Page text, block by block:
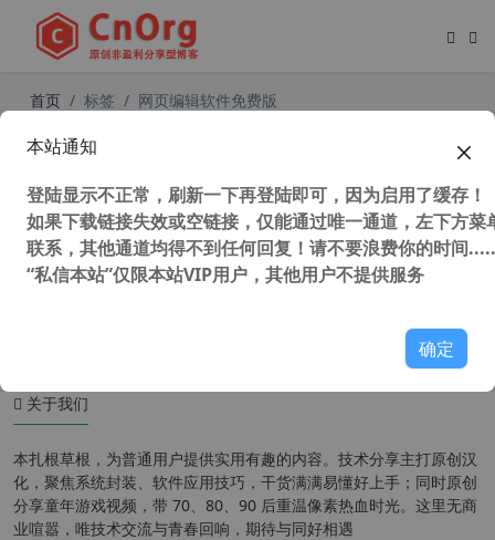
首页 标签 网页编辑软件免费版
得
关于我们
本扎根草根，为普通用户提供实用有趣的内容。技术分享主打原创汉
化，聚焦系统封装、软件应用技巧，干货满满易懂好上手；同时原创
分享童年游戏视频，带 70、80、90 后重温像素热血时光。这里无商
业喧嚣，唯技术交流与青春回响，期待与同好相遇
本站通知
登陆显示不正常，刷新一下再登陆即可，因为启用了缓存！
如果下载链接失效或空链接，仅能通过唯一通道，左下方菜
联系，其他通道均得不到任何回复！请不要浪费你的时间
“私信本站”仅限本站VIP用户，其他用户不提供服务
确定